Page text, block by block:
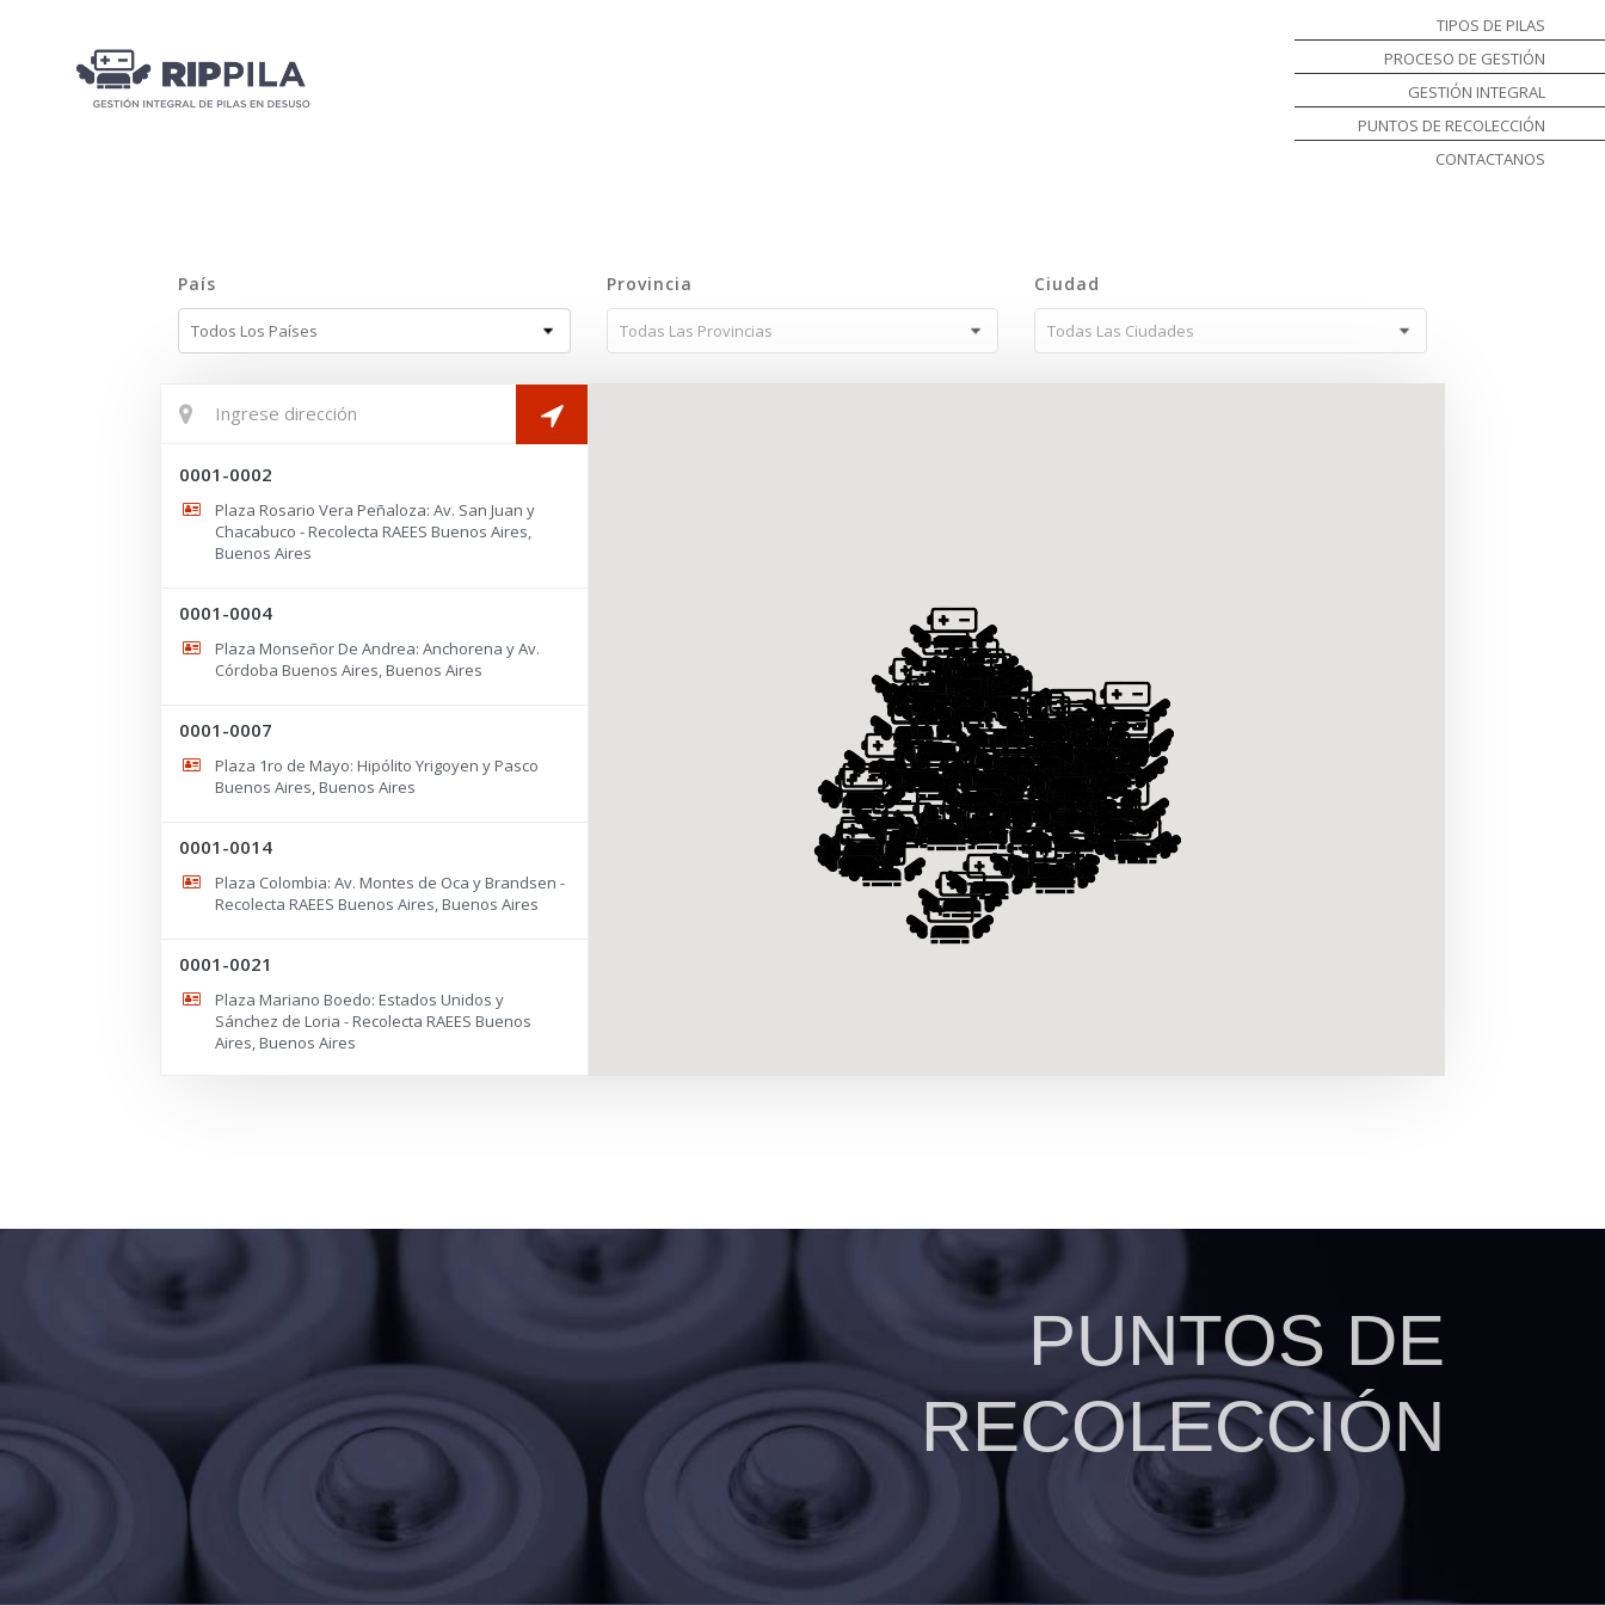
TIPOS DE PILAS
PROCESO DE GESTIÓN
GESTIÓN INTEGRAL
PUNTOS DE RECOLECCIÓN
CONTACTANOS
País
Todos Los Países
Provincia
Todas Las Provincias
Ciudad
Todas Las Ciudades
0001-0002
Plaza Rosario Vera Peñaloza: Av. San Juan y
Chacabuco - Recolecta RAEES Buenos Aires,
Buenos Aires
0001-0004
Plaza Monseñor De Andrea: Anchorena y Av.
Córdoba Buenos Aires, Buenos Aires
0001-0007
Plaza 1ro de Mayo: Hipólito Yrigoyen y Pasco
Buenos Aires, Buenos Aires
0001-0014
Plaza Colombia: Av. Montes de Oca y Brandsen -
Recolecta RAEES Buenos Aires, Buenos Aires
0001-0021
Plaza Mariano Boedo: Estados Unidos y
Sánchez de Loria - Recolecta RAEES Buenos
Aires, Buenos Aires
Parque Rivadavia: Av. Rivadavia y Florencia
Balcarce - Recolecta RAEES Buenos Aires,
Buenos Aires
0001-0033
Plaza de la Misericordia: Lautaro y Francisco
Bilbao Buenos Aires, Buenos Aires
PUNTOS DE
RECOLECCIÓN